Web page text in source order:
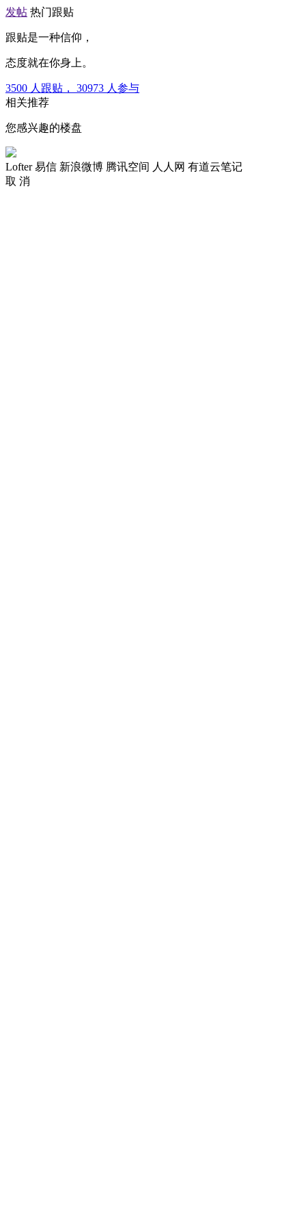
发帖 热门跟贴
跟贴是一种信仰，
态度就在你身上。
3500 人跟贴， 30973 人参与
相关推荐
您感兴趣的楼盘
Lofter 易信 新浪微博 腾讯空间 人人网 有道云笔记
取 消